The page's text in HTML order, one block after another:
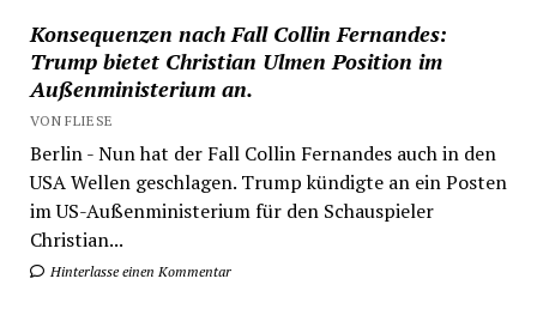
Konsequenzen nach Fall Collin Fernandes:
Trump bietet Christian Ulmen Position im
Außenministerium an.
VON FLIESE
Berlin - Nun hat der Fall Collin Fernandes auch in den
USA Wellen geschlagen. Trump kündigte an ein Posten
im US-Außenministerium für den Schauspieler
Christian...
Hinterlasse einen Kommentar